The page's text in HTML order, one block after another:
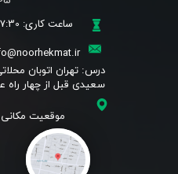
​درس: تهران اتوبان
سعیدی قبل از چهار راه
ساعت کاری: 7:30 الی 14